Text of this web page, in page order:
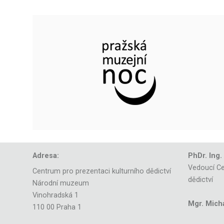
Adresa:
Centrum pro prezentaci kulturního dědictví
Národní muzeum
Vinohradská 1
110 00 Praha 1
PhDr.
Vedoucí
dědictví
Mgr.